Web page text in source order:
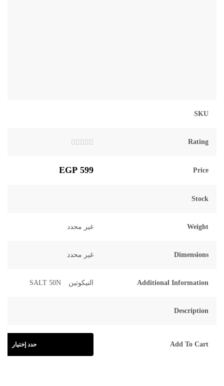
SKU
Rating
0
من
Price
599
EGP
Stock
Weight غير محدد
Dimensions غير محدد
Additional Information النيكوتين SALT 50N
Description
Add To Cart حدد إختيار